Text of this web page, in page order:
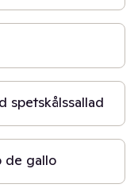
spetskålssallad
de gallo